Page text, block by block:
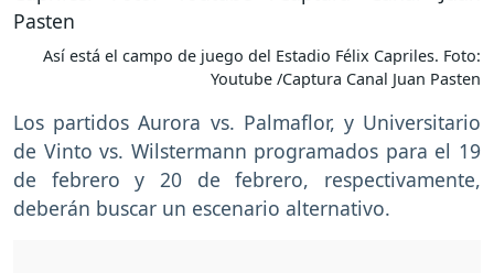
Así está el campo de juego del Estadio Félix Capriles. Foto:
Youtube /Captura Canal Juan Pasten
Los partidos Aurora vs. Palmaflor, y Universitario
de Vinto vs. Wilstermann programados para el 19
de febrero y 20 de febrero, respectivamente,
deberán buscar un escenario alternativo.